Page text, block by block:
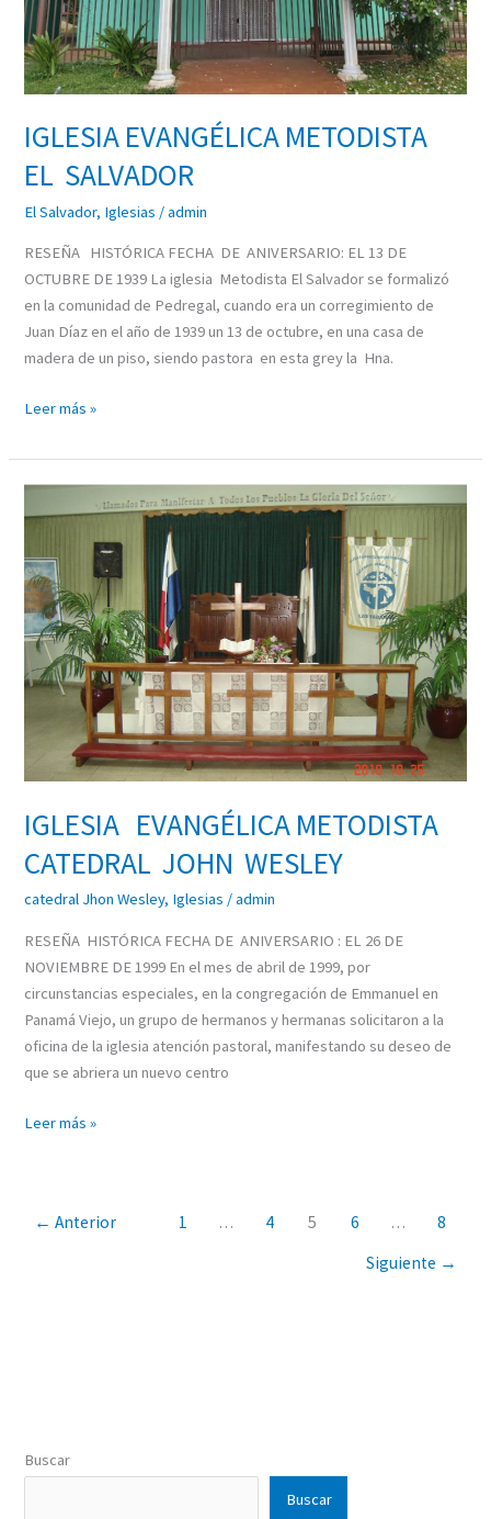
Buscar
Buscar
IGLESIA EVANGÉLICA METODISTA
EL SALVADOR
El Salvador, Iglesias /admin
RESEÑA HISTÓRICA FECHA DE ANIVERSARIO: EL 13 DE
OCTUBRE DE 1939 La iglesia Metodista El Salvador se formalizó
en la comunidad de Pedregal, cuando era un corregimiento de
Juan Díaz en el año de 1939 un 13 de octubre, en una casa de
madera de un piso, siendo pastora en esta grey la Hna.
Leer más »
IGLESIA EVANGÉLICA METODISTA
CATEDRAL JOHN WESLEY
catedral Jhon Wesley, Iglesias /admin
RESEÑA HISTÓRICA FECHA DE ANIVERSARIO : EL 26 DE
NOVIEMBRE DE 1999 En el mes de abril de 1999, por
circunstancias especiales, en la congregación de Emmanuel en
Panamá Viejo, un grupo de hermanos y hermanas solicitaron a la
oficina de la iglesia atención pastoral, manifestando su deseo de
que se abriera un nuevo centro
EVANGÉLICA
METODISTA
CATEDRAL
JOHN
WESLEY
Leer más »
← Anterior 1 … 4 5 6 …
8
Siguiente →